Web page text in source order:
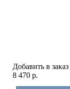
Добавить в заказ
8 470 р.